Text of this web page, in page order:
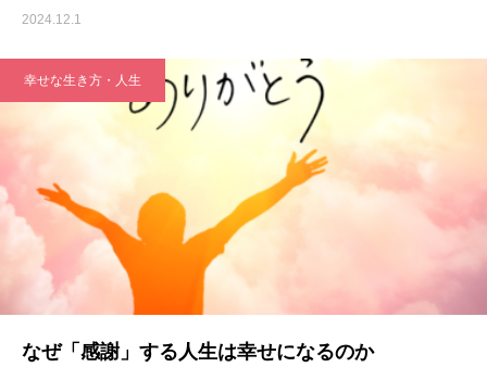
2024.12.1
幸せな生き方・人生
なぜ「感謝」する人生は幸せになるのか